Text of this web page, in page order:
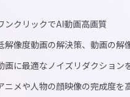
高画質化
画質化、アップスケール、復元、カ
画質化
即座に4Kに変換する最高のAI動画高
化
することなく、AIを使ってオーディ
ンクリックでAI動画高画質
解像度動画の解決策、動画の解
画に最適なノイズリダクション
ニメや人物の顔映像の完成度を